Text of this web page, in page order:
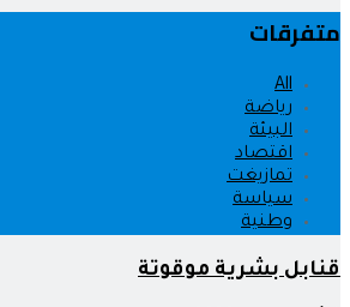
متفرقات
All
رياضة
البيئة
اقتصاد
تمازيغت
سياسة
وطنية
قنابل بشرية موقوتة